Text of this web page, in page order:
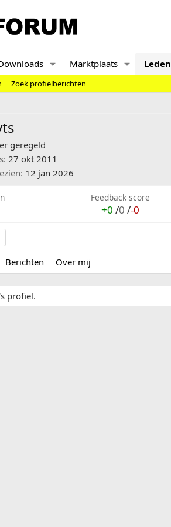
Marktplaats Leden
Zoek profielberichten
geregeld
27 okt 2011
12 jan 2026
Feedback score
+0 /0 /-0
Berichten Over mij
profiel.